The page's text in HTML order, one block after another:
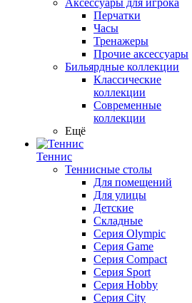
Аксессуары для игрока
Перчатки
Часы
Тренажеры
Прочие аксессуары
Бильярдные коллекции
Классические
коллекции
Современные
коллекции
Ещё
Теннис
Теннисные столы
Для помещений
Для улицы
Детские
Складные
Серия Olympic
Серия Game
Серия Compact
Серия Sport
Серия Hobby
Серия City